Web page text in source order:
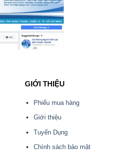
GIỚI THIỆU
Phiếu mua hàng
Giới thiệu
Tuyển Dụng
Chính sách bảo mật